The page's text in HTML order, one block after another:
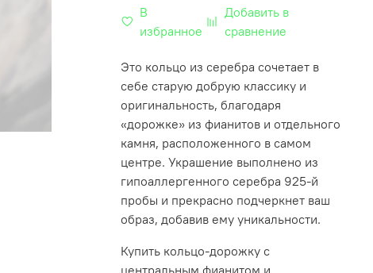
В
избранное
Добавить в
сравнение
Это кольцо из серебра сочетает в
себе старую добрую классику и
оригинальность, благодаря
«дорожке» из фианитов и отдельного
камня, расположенного в самом
центре. Украшение выполнено из
гипоаллергенного серебра 925-й
пробы и прекрасно подчеркнет ваш
образ, добавив ему уникальности.
Купить кольцо-дорожку с
центральным фианитом и